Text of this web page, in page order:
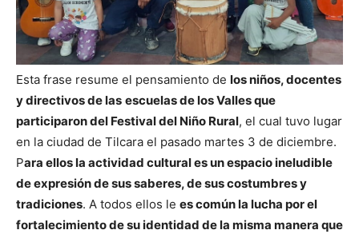
Esta frase resume el pensamiento de los niños, docentes
y directivos de las escuelas de los Valles que
participaron del Festival del Niño Rural, el cual tuvo lugar
en la ciudad de Tilcara el pasado martes 3 de diciembre.
Para ellos la actividad cultural es un espacio ineludible
de expresión de sus saberes, de sus costumbres y
tradiciones. A todos ellos le es común la lucha por el
fortalecimiento de su identidad de la misma manera que